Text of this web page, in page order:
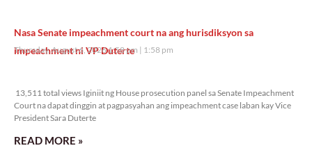
Nasa Senate impeachment court na ang hurisdiksyon sa
impeachment ni VP Duterte
Thursday, August 6, 2026 1:58 pm 1:58 pm
13,511 total views Iginiit ng House prosecution panel sa Senate Impeachment
Court na dapat dinggin at pagpasyahan ang impeachment case laban kay Vice
President Sara Duterte
READ MORE »